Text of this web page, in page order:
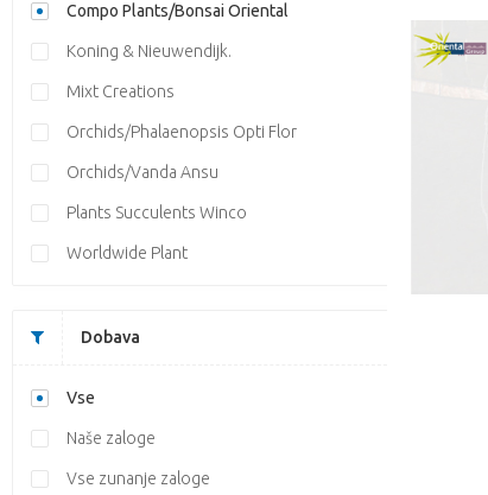
Compo Plants/Bonsai Oriental
Koning & Nieuwendijk.
Mixt Creations
Orchids/Phalaenopsis Opti Flor
Orchids/Vanda Ansu
Plants Succulents Winco
Worldwide Plant
Dobava
Vse
Naše zaloge
Vse zunanje zaloge